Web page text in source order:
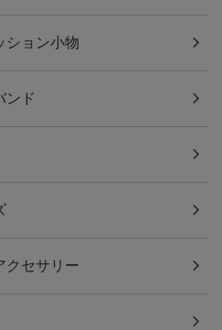
ション小物
ンド
クセサリー